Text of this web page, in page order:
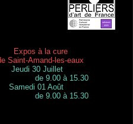
à la cure
Amand-les-eaux
Jeudi 30 Juillet
de 9.00 à 15.30
01 Août
9.00 à 15.30